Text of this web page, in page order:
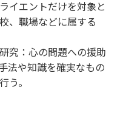
イエントだけを対象と
、職場などに属する
究：心の問題への援助
法や知識を確実なもの
う。